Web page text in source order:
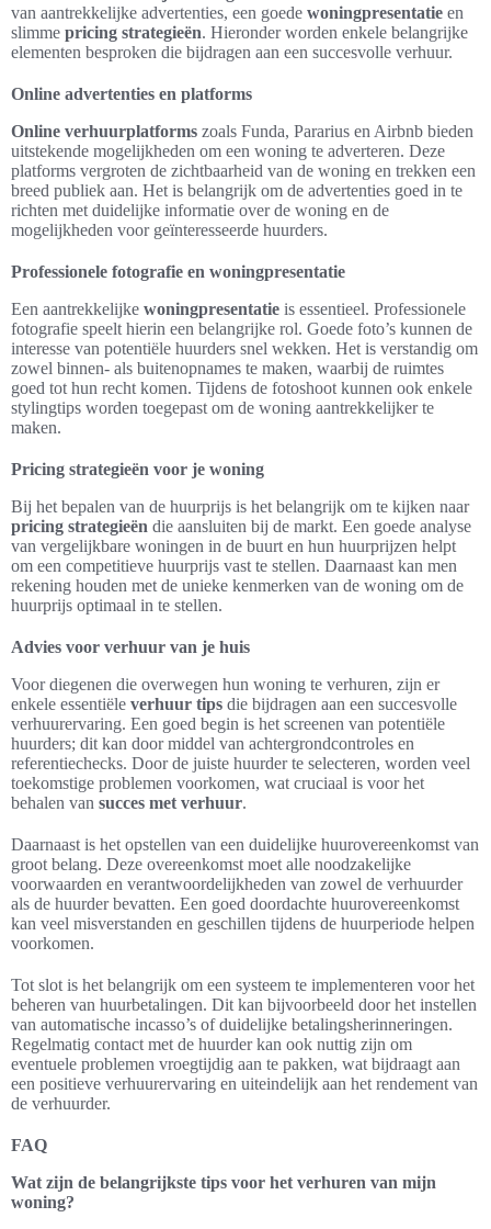
van aantrekkelijke advertenties, een goede woningpresentatie en
slimme pricing strategieën. Hieronder worden enkele belangrijke
elementen besproken die bijdragen aan een succesvolle verhuur.
Online advertenties en platforms
Online verhuurplatforms zoals Funda, Pararius en Airbnb bieden
uitstekende mogelijkheden om een woning te adverteren. Deze
platforms vergroten de zichtbaarheid van de woning en trekken een
breed publiek aan. Het is belangrijk om de advertenties goed in te
richten met duidelijke informatie over de woning en de
mogelijkheden voor geïnteresseerde huurders.
Professionele fotografie en woningpresentatie
Een aantrekkelijke woningpresentatie is essentieel. Professionele
fotografie speelt hierin een belangrijke rol. Goede foto’s kunnen de
interesse van potentiële huurders snel wekken. Het is verstandig om
zowel binnen- als buitenopnames te maken, waarbij de ruimtes
goed tot hun recht komen. Tijdens de fotoshoot kunnen ook enkele
stylingtips worden toegepast om de woning aantrekkelijker te
maken.
Pricing strategieën voor je woning
Bij het bepalen van de huurprijs is het belangrijk om te kijken naar
pricing strategieën die aansluiten bij de markt. Een goede analyse
van vergelijkbare woningen in de buurt en hun huurprijzen helpt
om een competitieve huurprijs vast te stellen. Daarnaast kan men
rekening houden met de unieke kenmerken van de woning om de
huurprijs optimaal in te stellen.
Advies voor verhuur van je huis
Voor diegenen die overwegen hun woning te verhuren, zijn er
enkele essentiële verhuur tips die bijdragen aan een succesvolle
verhuurervaring. Een goed begin is het screenen van potentiële
huurders; dit kan door middel van achtergrondcontroles en
referentiechecks. Door de juiste huurder te selecteren, worden veel
toekomstige problemen voorkomen, wat cruciaal is voor het
behalen van succes met verhuur.
Daarnaast is het opstellen van een duidelijke huurovereenkomst van
groot belang. Deze overeenkomst moet alle noodzakelijke
voorwaarden en verantwoordelijkheden van zowel de verhuurder
als de huurder bevatten. Een goed doordachte huurovereenkomst
kan veel misverstanden en geschillen tijdens de huurperiode helpen
voorkomen.
Tot slot is het belangrijk om een systeem te implementeren voor het
beheren van huurbetalingen. Dit kan bijvoorbeeld door het instellen
van automatische incasso’s of duidelijke betalingsherinneringen.
Regelmatig contact met de huurder kan ook nuttig zijn om
eventuele problemen vroegtijdig aan te pakken, wat bijdraagt aan
een positieve verhuurervaring en uiteindelijk aan het rendement van
de verhuurder.
FAQ
Wat zijn de belangrijkste tips voor het verhuren van mijn
woning?